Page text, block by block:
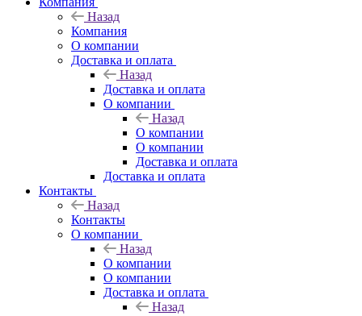
Назад
Компания
О компании
Доставка и оплата
Назад
Доставка и оплата
О компании
Назад
О компании
О компании
Доставка и оплата
Доставка и оплата
Контакты
Назад
Контакты
О компании
Назад
О компании
О компании
Доставка и оплата
Назад